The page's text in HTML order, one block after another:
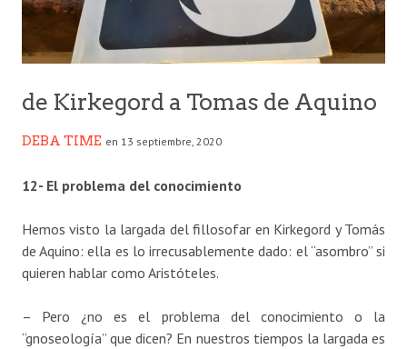
de Kirkegord a Tomas de Aquino
DEBA TIME en 13 septiembre, 2020
12- El problema del conocimiento
Hemos visto la largada del fillosofar en Kirkegord y Tomás
de Aquino: ella es lo irrecusablemente dado: el “asombro” si
quieren hablar como Aristóteles.
– Pero ¿no es el problema del conocimiento o la
“gnoseología” que dicen? En nuestros tiempos la largada es